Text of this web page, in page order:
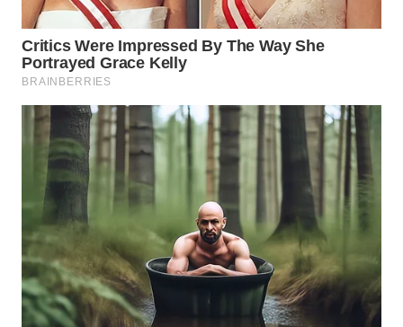
WAHANA
TANI
ADVOKAT
WAHANA
INFRASTRUKTUR
WAHANA
KONSUMEN
WAHANA
LISTRIK